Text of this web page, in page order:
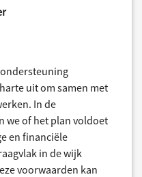
uit om samen met
In de
we of het plan voldoet
en financiële
in de wijk
voorwaarden kan